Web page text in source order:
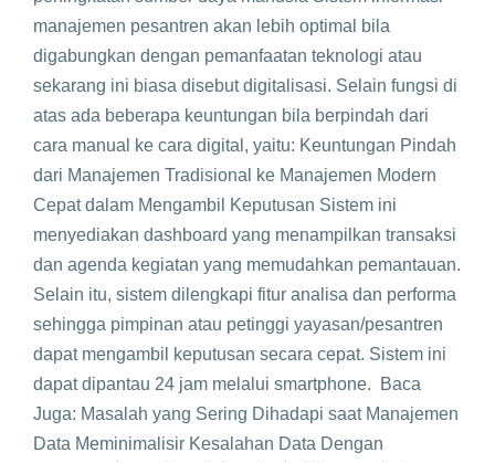
manajemen pesantren akan lebih optimal bila
digabungkan dengan pemanfaatan teknologi atau
sekarang ini biasa disebut digitalisasi. Selain fungsi di
atas ada beberapa keuntungan bila berpindah dari
cara manual ke cara digital, yaitu: Keuntungan Pindah
dari Manajemen Tradisional ke Manajemen Modern
Cepat dalam Mengambil Keputusan Sistem ini
menyediakan dashboard yang menampilkan transaksi
dan agenda kegiatan yang memudahkan pemantauan.
Selain itu, sistem dilengkapi fitur analisa dan performa
sehingga pimpinan atau petinggi yayasan/pesantren
dapat mengambil keputusan secara cepat. Sistem ini
dapat dipantau 24 jam melalui smartphone. Baca
Juga: Masalah yang Sering Dihadapi saat Manajemen
Data Meminimalisir Kesalahan Data Dengan